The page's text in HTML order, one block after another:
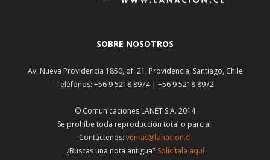
SOBRE NOSOTROS
Av. Nueva Providencia 1850, of. 21, Providencia, Santiago, Chile
Teléfonos: +56 9 5218 8974 | +56 9 5218 8972
© Comunicaciones LANET S.A. 2014
Se prohíbe toda reproducción total o parcial.
Contáctenos: ventas@lanacion.cl
¿Buscas una nota antigua? Solicítala aquí